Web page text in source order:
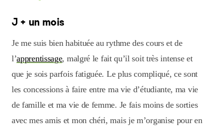
J + un mois
Je me suis bien habituée au rythme des cours et de
l’apprentissage, malgré le fait qu’il soit très intense et
que je sois parfois fatiguée. Le plus compliqué, ce sont
les concessions à faire entre ma vie d’étudiante, ma vie
de famille et ma vie de femme. Je fais moins de sorties
avec mes amis et mon chéri, mais je m’organise pour en